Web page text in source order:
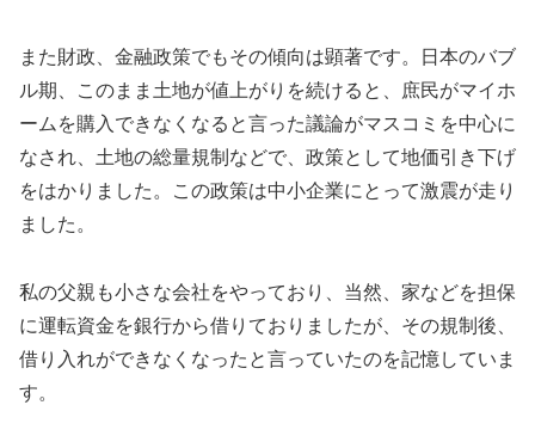
また財政、金融政策でもその傾向は顕著です。日本のバブ
ル期、このまま土地が値上がりを続けると、庶民がマイホ
ームを購入できなくなると言った議論がマスコミを中心に
なされ、土地の総量規制などで、政策として地価引き下げ
をはかりました。この政策は中小企業にとって激震が走り
ました。
私の父親も小さな会社をやっており、当然、家などを担保
に運転資金を銀行から借りておりましたが、その規制後、
借り入れができなくなったと言っていたのを記憶していま
す。